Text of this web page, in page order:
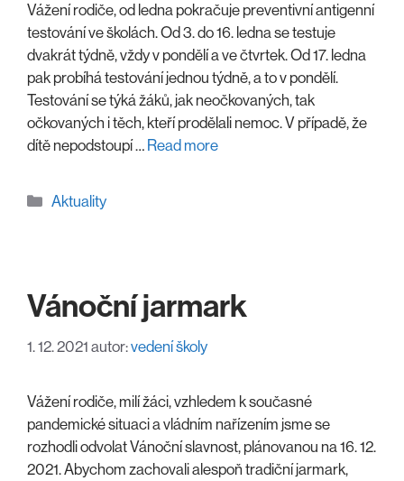
Vážení rodiče, od ledna pokračuje preventivní antigenní
testování ve školách. Od 3. do 16. ledna se testuje
dvakrát týdně, vždy v pondělí a ve čtvrtek. Od 17. ledna
pak probíhá testování jednou týdně, a to v pondělí.
Testování se týká žáků, jak neočkovaných, tak
očkovaných i těch, kteří prodělali nemoc. V případě, že
dítě nepodstoupí … Read more
Rubriky
Aktuality
Vánoční jarmark
1. 12. 2021 autor:vedení školy
Vážení rodiče, milí žáci, vzhledem k současné
pandemické situaci a vládním nařízením jsme se
rozhodli odvolat Vánoční slavnost, plánovanou na 16. 12.
2021. Abychom zachovali alespoň tradiční jarmark,